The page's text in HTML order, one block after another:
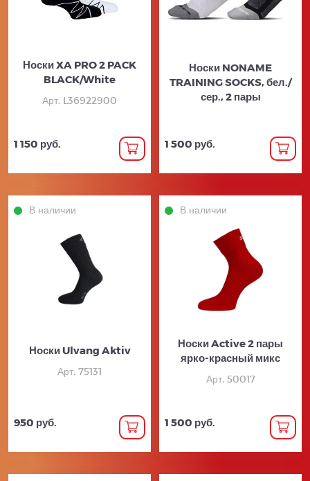
Носки XA PRO 2 PACK
BLACK/White
Арт. L36922900
1 150 руб.
Носки NONAME
TRAINING SOCKS, бел./
сер., 2 пары
1 500 руб.
В наличии
Носки Ulvang Aktiv
Арт. 75131
950 руб.
В наличии
Носки Active 2 пары
ярко-красный микс
Арт. 50017
1 500 руб.